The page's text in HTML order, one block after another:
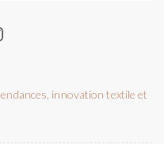
innovation textile et